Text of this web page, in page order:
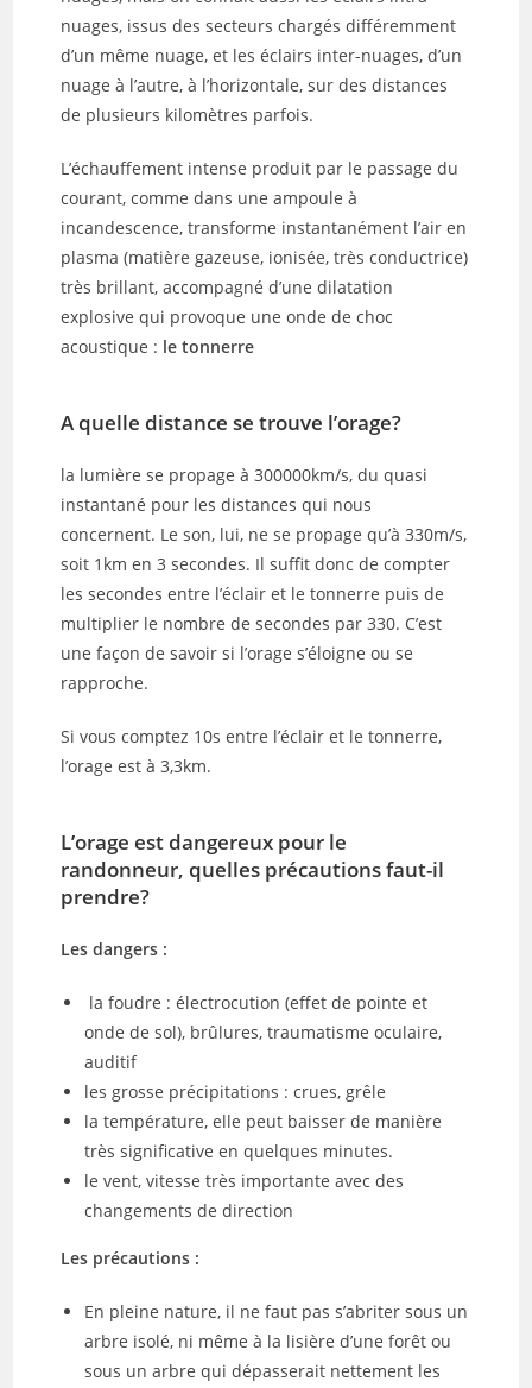
nuages, issus des secteurs chargés différemment
d’un même nuage, et les éclairs inter-nuages, d’un
nuage à l’autre, à l’horizontale, sur des distances
de plusieurs kilomètres parfois.
L’échauffement intense produit par le passage du
courant, comme dans une ampoule à
incandescence, transforme instantanément l’air en
plasma (matière gazeuse, ionisée, très conductrice)
très brillant, accompagné d’une dilatation
explosive qui provoque une onde de choc
acoustique : le tonnerre
A quelle distance se trouve l’orage?
la lumière se propage à 300000km/s, du quasi
instantané pour les distances qui nous
concernent. Le son, lui, ne se propage qu’à 330m/s,
soit 1km en 3 secondes. Il suffit donc de compter
les secondes entre l’éclair et le tonnerre puis de
multiplier le nombre de secondes par 330. C’est
une façon de savoir si l’orage s’éloigne ou se
rapproche.
Si vous comptez 10s entre l’éclair et le tonnerre,
l’orage est à 3,3km.
L’orage est dangereux pour le
randonneur, quelles précautions faut-il
prendre?
Les dangers :
la foudre : électrocution (effet de pointe et
onde de sol), brûlures, traumatisme oculaire,
auditif
les grosse précipitations : crues, grêle
la température, elle peut baisser de manière
très significative en quelques minutes.
le vent, vitesse très importante avec des
changements de direction
Les précautions :
En pleine nature, il ne faut pas s’abriter sous un
arbre isolé, ni même à la lisière d’une forêt ou
sous un arbre qui dépasserait nettement les